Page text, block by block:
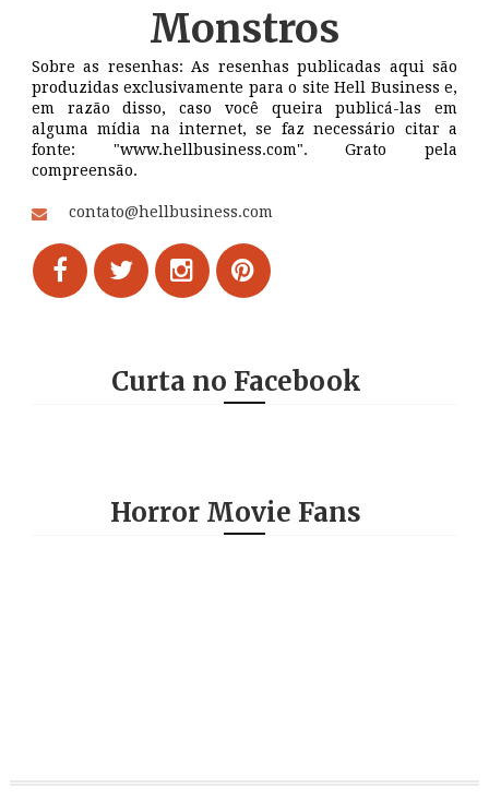
Monstros
Sobre as resenhas: As resenhas publicadas aqui são
produzidas exclusivamente para o site Hell Business e,
em razão disso, caso você queira publicá-las em
alguma mídia na internet, se faz necessário citar a
fonte: "www.hellbusiness.com". Grato pela
compreensão.
contato@hellbusiness.com
Curta no Facebook
Horror Movie Fans